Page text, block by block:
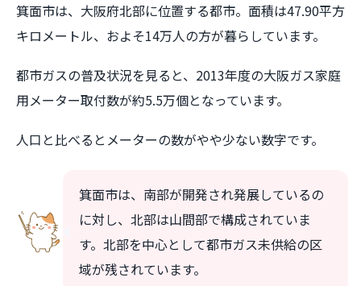
箕面市は、大阪府北部に位置する都市。面積は47.90平方
キロメートル、およそ14万人の方が暮らしています。
都市ガスの普及状況を見ると、2013年度の大阪ガス家庭
用メーター取付数が約5.5万個となっています。
人口と比べるとメーターの数がやや少ない数字です。
箕面市は、南部が開発され発展しているの
に対し、北部は山間部で構成されていま
す。北部を中心として都市ガス未供給の区
域が残されています。